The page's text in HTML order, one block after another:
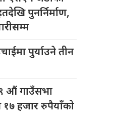
पुनर्निर्माण,
पुर्याउने तीन
औं गाउँसभा
१७ हजार रुपैयाँको